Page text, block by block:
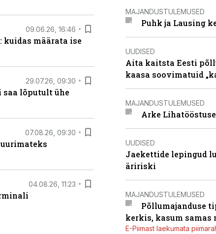
09.06.26, 16:46
määrata ise
29.07.26, 09:30
lõputult ühe
07.08.26, 09:30
04.08.26, 11:23
MAJANDUSTULEMUSED
Puhk ja Lausing
UUDISED
Aita kaitsta Eesti
kaasa soovimatuid
MAJANDUSTULEMUSED
Arke
UUDISED
Jaekettide lepingud
äririski
MAJANDUSTULEMUSED
Põllumajanduse
kerkis, kasum
E-Piimast laekumata